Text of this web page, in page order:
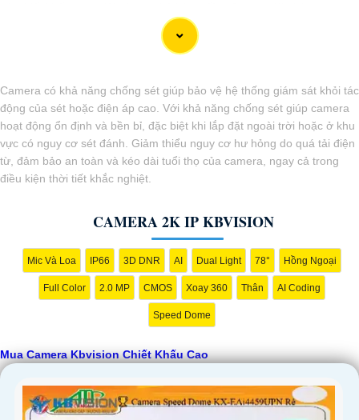
đến cho bạn hình ảnh chất lượng cao, rõ nét và độ tin cậy cao. Đừng
để bất kỳ sự cố nào xảy ra mà không có sự giám sát chuyên nghiệp.
Bạn có thể điều chỉnh và thêm vào nội dung trên để phù hợp với nhu
cầu cụ thể của bạn. Chúc bạn thành công!
'
Camera có khả năng chống sét giúp bảo vệ hệ thống giám sát khỏi tác
động của sét hoặc điện áp cao. Với khả năng chống sét giúp camera
hoạt động ổn định và bền bỉ, đặc biệt khi lắp đặt ngoài trời hoặc ở khu
vực có nguy cơ sét đánh. Giảm thiểu nguy cơ hư hỏng do quá tải điện
từ, đảm bảo an toàn và kéo dài tuổi thọ của camera, ngay cả trong
điều kiện thời tiết khắc nghiệt.
CAMERA 2K IP KBVISION
Mic Và Loa IP66 3D DNR AI Dual Light 78° Hồng Ngoại
Full Color 2.0 MP CMOS Xoay 360 Thân AI Coding
Speed Dome
Mua Camera Kbvision Chiết Khấu Cao